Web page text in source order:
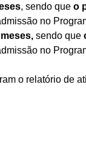
, sendo que o
no
sendo que
no
o relatório de